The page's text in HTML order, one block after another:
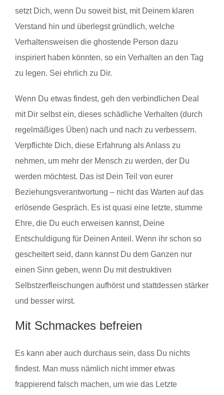
setzt Dich, wenn Du soweit bist, mit Deinem klaren
Verstand hin und überlegst gründlich, welche
Verhaltensweisen die ghostende Person dazu
inspiriert haben könnten, so ein Verhalten an den Tag
zu legen. Sei ehrlich zu Dir.
Wenn Du etwas findest, geh den verbindlichen Deal
mit Dir selbst ein, dieses schädliche Verhalten (durch
regelmäßiges Üben) nach und nach zu verbessern.
Verpflichte Dich, diese Erfahrung als Anlass zu
nehmen, um mehr der Mensch zu werden, der Du
werden möchtest. Das ist Dein Teil von eurer
Beziehungsverantwortung – nicht das Warten auf das
erlösende Gespräch. Es ist quasi eine letzte, stumme
Ehre, die Du euch erweisen kannst, Deine
Entschuldigung für Deinen Anteil. Wenn ihr schon so
gescheitert seid, dann kannst Du dem Ganzen nur
einen Sinn geben, wenn Du mit destruktiven
Selbstzerfleischungen aufhörst und stattdessen stärker
und besser wirst.
Mit Schmackes befreien
Es kann aber auch durchaus sein, dass Du nichts
findest. Man muss nämlich nicht immer etwas
frappierend falsch machen, um wie das Letzte